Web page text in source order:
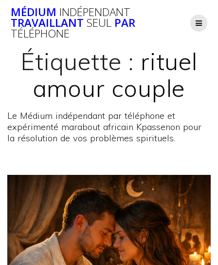
au
contenu
MÉDIUM INDÉPENDANT
TRAVAILLANT SEUL PAR
TÉLÉPHONE
Étiquette : rituel
amour couple
Le Médium indépendant par téléphone et
expérimenté marabout africain Kpassenon pour
la résolution de vos problèmes spirituels.